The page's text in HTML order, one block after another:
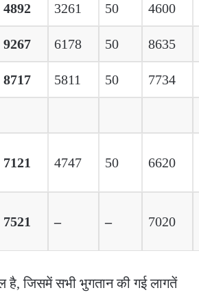
4892 3261 50 4600
9267 6178 50 8635
8717 5811 50 7734
7121 4747 50 6620
7521 – – 7020
है, जिसमें सभी भुगतान की गई लागतें